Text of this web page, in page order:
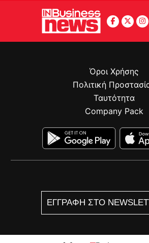
ΕΓΓΡΑΦΗ ΣΤΟ
Όροι Χρήσης
Πολιτική
Ταυτότητα
Company Pack